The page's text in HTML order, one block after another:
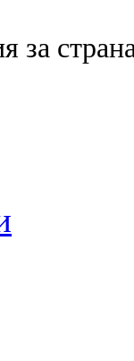
за